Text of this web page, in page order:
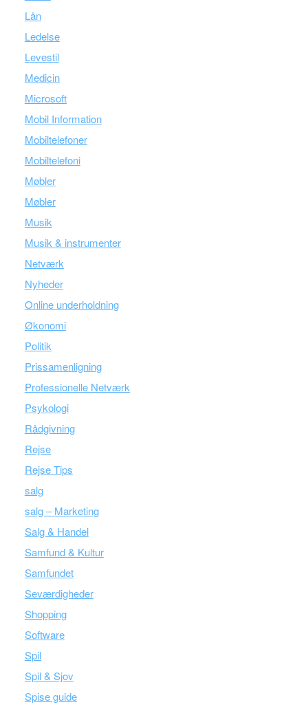
Lån
Ledelse
Levestil
Medicin
Microsoft
Mobil Information
Mobiltelefoner
Mobiltelefoni
Møbler
Møbler
Musik
Musik & instrumenter
Netværk
Nyheder
Online underholdning
Økonomi
Politik
Prissamenligning
Professionelle Netværk
Psykologi
Rådgivning
Rejse
Rejse Tips
salg
salg – Marketing
Salg & Handel
Samfund & Kultur
Samfundet
Seværdigheder
Shopping
Software
Spil
Spil & Sjov
Spise guide